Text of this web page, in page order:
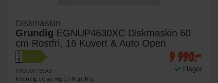
Diskmaskin
Grundig EGNUP4630XC Diskmaskin 60
cm Rostfri, 16 Kuvert & Auto Open
A
↑
G
C
PRODUKTBLAD
Invändig belysning (Ja/Nej): Nej
9 990:-
I lager